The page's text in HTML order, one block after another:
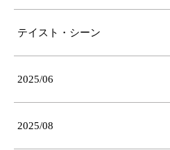
テイスト・シーン
2025/06
2025/08